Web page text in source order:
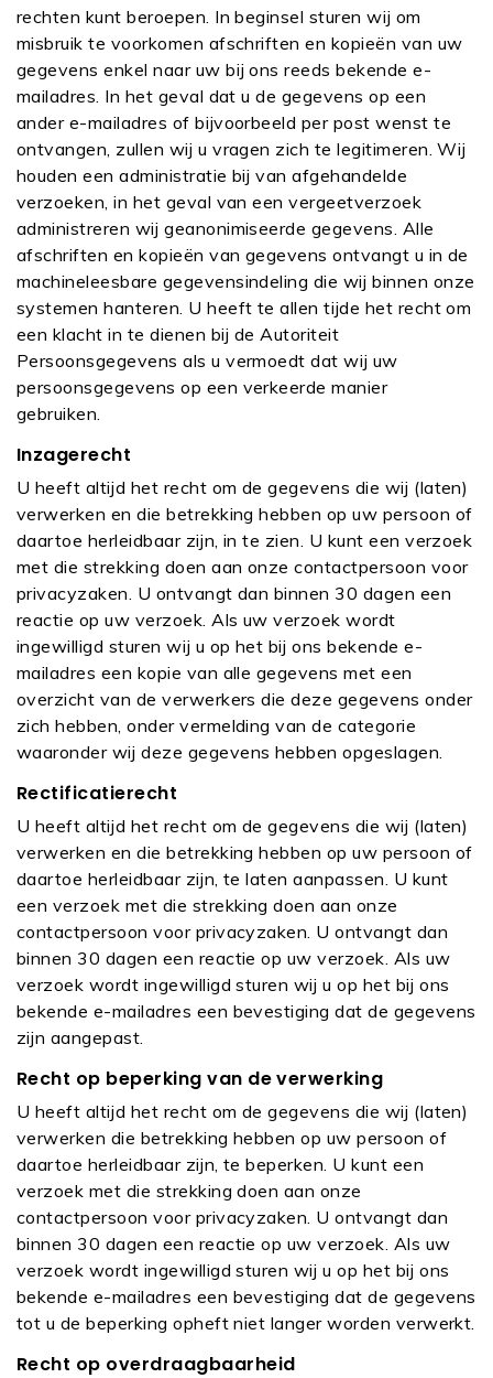
rechten kunt beroepen. In beginsel sturen wij om
misbruik te voorkomen afschriften en kopieën van uw
gegevens enkel naar uw bij ons reeds bekende e-
mailadres. In het geval dat u de gegevens op een
ander e-mailadres of bijvoorbeeld per post wenst te
ontvangen, zullen wij u vragen zich te legitimeren. Wij
houden een administratie bij van afgehandelde
verzoeken, in het geval van een vergeetverzoek
administreren wij geanonimiseerde gegevens. Alle
afschriften en kopieën van gegevens ontvangt u in de
machineleesbare gegevensindeling die wij binnen onze
systemen hanteren. U heeft te allen tijde het recht om
een klacht in te dienen bij de Autoriteit
Persoonsgegevens als u vermoedt dat wij uw
persoonsgegevens op een verkeerde manier
gebruiken.
Inzagerecht
U heeft altijd het recht om de gegevens die wij (laten)
verwerken en die betrekking hebben op uw persoon of
daartoe herleidbaar zijn, in te zien. U kunt een verzoek
met die strekking doen aan onze contactpersoon voor
privacyzaken. U ontvangt dan binnen 30 dagen een
reactie op uw verzoek. Als uw verzoek wordt
ingewilligd sturen wij u op het bij ons bekende e-
mailadres een kopie van alle gegevens met een
overzicht van de verwerkers die deze gegevens onder
zich hebben, onder vermelding van de categorie
waaronder wij deze gegevens hebben opgeslagen.
Rectificatierecht
U heeft altijd het recht om de gegevens die wij (laten)
verwerken en die betrekking hebben op uw persoon of
daartoe herleidbaar zijn, te laten aanpassen. U kunt
een verzoek met die strekking doen aan onze
contactpersoon voor privacyzaken. U ontvangt dan
binnen 30 dagen een reactie op uw verzoek. Als uw
verzoek wordt ingewilligd sturen wij u op het bij ons
bekende e-mailadres een bevestiging dat de gegevens
zijn aangepast.
Recht op beperking van de verwerking
U heeft altijd het recht om de gegevens die wij (laten)
verwerken die betrekking hebben op uw persoon of
daartoe herleidbaar zijn, te beperken. U kunt een
verzoek met die strekking doen aan onze
contactpersoon voor privacyzaken. U ontvangt dan
binnen 30 dagen een reactie op uw verzoek. Als uw
verzoek wordt ingewilligd sturen wij u op het bij ons
bekende e-mailadres een bevestiging dat de gegevens
tot u de beperking opheft niet langer worden verwerkt.
Recht op overdraagbaarheid